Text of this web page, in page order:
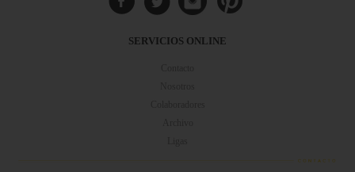
SERVICIOS ONLINE